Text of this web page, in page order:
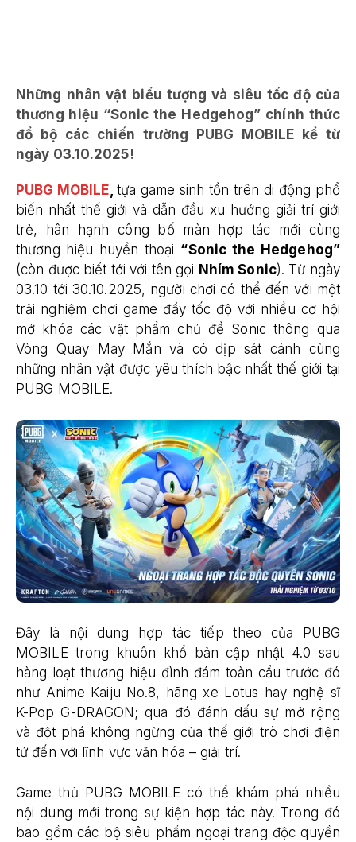
Những nhân vật biểu tượng và siêu tốc độ của
thương hiệu “Sonic the Hedgehog” chính thức
đổ bộ các chiến trường PUBG MOBILE kể từ
ngày 03.10.2025!
PUBG MOBILE,tựa game sinh tồn trên di động phổ
biến nhất thế giới và dẫn đầu xu hướng giải trí giới
trẻ, hân hạnh công bố màn hợp tác mới cùng
thương hiệu huyền thoại “Sonic the Hedgehog”
(còn được biết tới với tên gọi Nhím Sonic). Từ ngày
03.10 tới 30.10.2025, người chơi có thể đến với một
trải nghiệm chơi game đầy tốc độ với nhiều cơ hội
mở khóa các vật phẩm chủ đề Sonic thông qua
Vòng Quay May Mắn và có dịp sát cánh cùng
những nhân vật được yêu thích bậc nhất thế giới tại
PUBG MOBILE.
Đây là nội dung hợp tác tiếp theo của PUBG
MOBILE trong khuôn khổ bản cập nhật 4.0 sau
hàng loạt thương hiệu đình đám toàn cầu trước đó
như Anime Kaiju No.8, hãng xe Lotus hay nghệ sĩ
K-Pop G-DRAGON; qua đó đánh dấu sự mở rộng
và đột phá không ngừng của thế giới trò chơi điện
tử đến với lĩnh vực văn hóa – giải trí.
Game thủ PUBG MOBILE có thể khám phá nhiều
nội dung mới trong sự kiện hợp tác này. Trong đó
bao gồm các bộ siêu phẩm ngoại trang độc quyền